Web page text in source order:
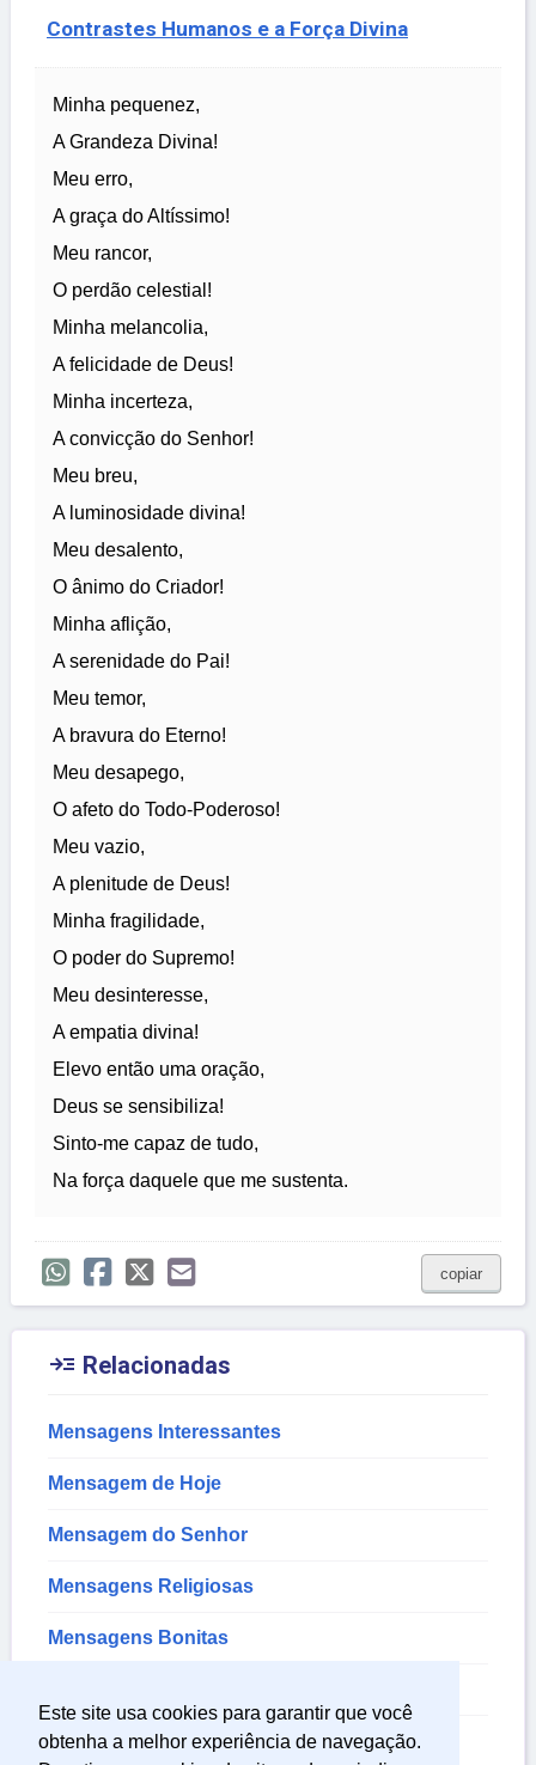
Este site usa cookies para garantir que você
obtenha a melhor experiência de navegação.
Contrastes Humanos e a Força Divina
Minha pequenez,
A Grandeza Divina!
Meu erro,
A graça do Altíssimo!
Meu rancor,
O perdão celestial!
Minha melancolia,
A felicidade de Deus!
Minha incerteza,
A convicção do Senhor!
Meu breu,
A luminosidade divina!
Meu desalento,
O ânimo do Criador!
Minha aflição,
A serenidade do Pai!
Meu temor,
A bravura do Eterno!
Meu desapego,
O afeto do Todo-Poderoso!
Meu vazio,
A plenitude de Deus!
Minha fragilidade,
O poder do Supremo!
Meu desinteresse,
A empatia divina!
Elevo então uma oração,
Deus se sensibiliza!
Sinto-me capaz de tudo,
Na força daquele que me sustenta.
copiar
 Relacionadas
Mensagens Interessantes
Mensagem de Hoje
Mensagem do Senhor
Mensagens Religiosas
Mensagens Bonitas
Mensagem de Luz